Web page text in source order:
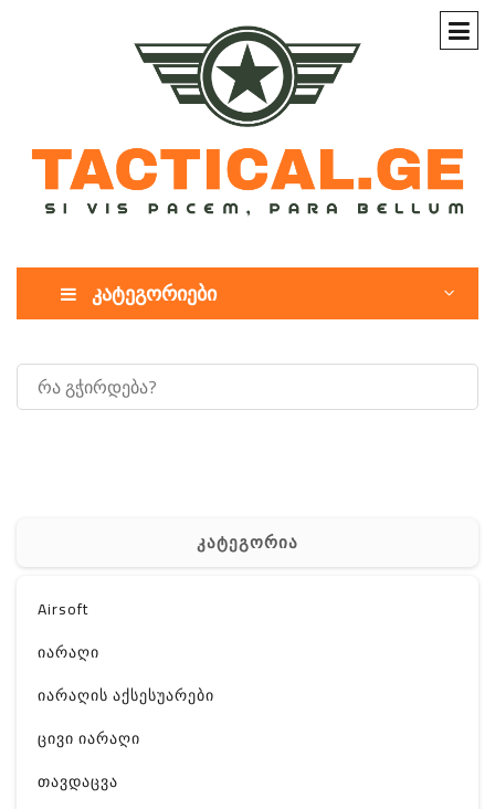
კატეგორიები
კატეგორია
Airsoft
იარაღი
იარაღის აქსესუარები
ცივი იარაღი
თავდაცვა